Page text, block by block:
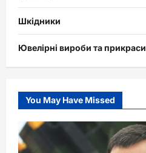
Шкідники
Ювелірні вироби та прикраси
You May Have Missed